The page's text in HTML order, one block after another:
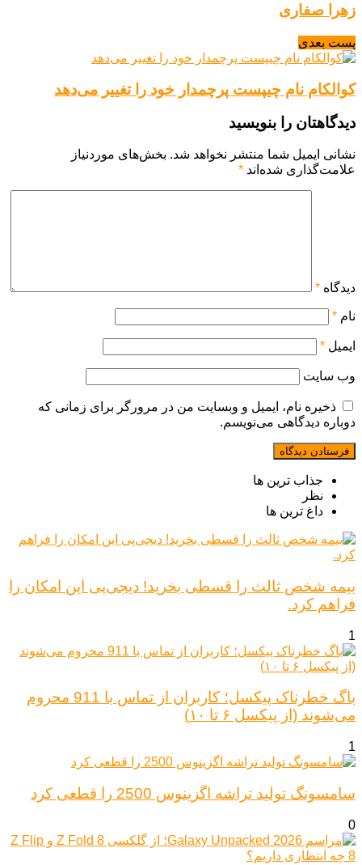
زهرا صفاری
پست بعدی
کوالکام نام چیپست پرچمدار خود را تغییر می‌دهد
دیدگاهتان را بنویسید
نشانی ایمیل شما منتشر نخواهد شد. بخش‌های موردنیاز
علامت‌گذاری شده‌اند *
دیدگاه *
نام *
ایمیل *
وب‌ سایت
ذخیره نام، ایمیل و وبسایت من در مرورگر برای زمانی که
دوباره دیدگاهی می‌نویسم.
جذاب ترین ها
نظر
داغ ترین ها
بیمه شخص ثالث را قسطی بخرید! دیجی‌پی این امکان را
فراهم کرد.
1
باگ خطرناک پیکسل؛ کاربران از تماس با 911 محروم
می‌شوند (از پیکسل ۶ تا ۱۰)
1
سامسونگ تولید تراشه اگزینوس 2500 را قطعی کرد
0